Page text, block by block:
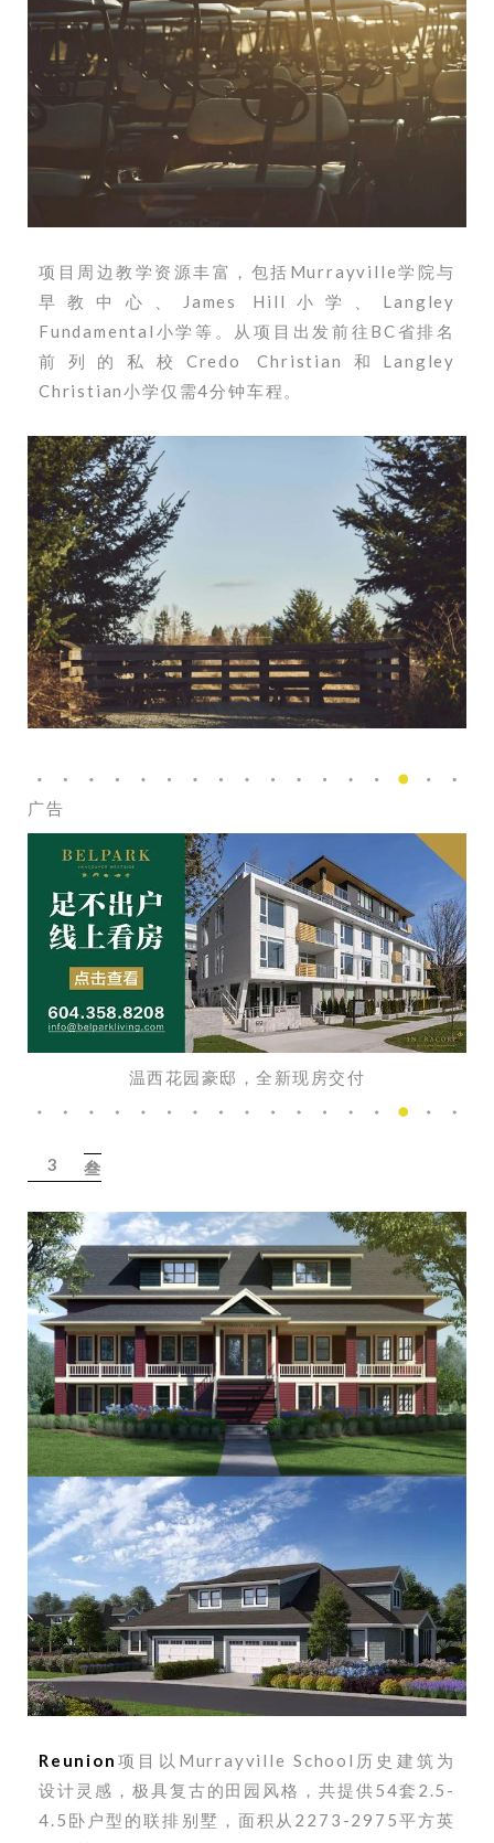
项目周边教学资源丰富，包括Murrayville学院与
早教中心、James Hill小学、Langley
Fundamental小学等。从项目出发前往BC省排名
前列的私校Credo Christian和Langley
Christian小学仅需4分钟车程。
广告
温西花园豪邸，全新现房交付
3 叁
Reunion 项目以 Murrayville School历史建筑为
设计灵感，极具复古的田园风格，共提供54套2.5-
4.5卧户型的联排别墅，面积从2273-2975平方英